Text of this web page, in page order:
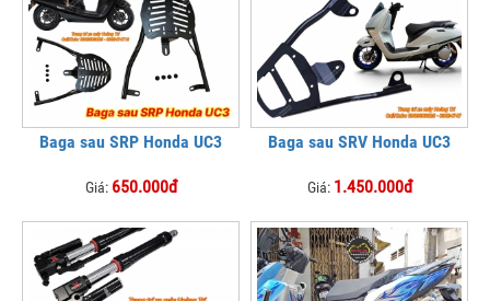
Baga sau SRP Honda UC3
Giá: 650.000đ
Baga sau SRV Honda UC3
Giá: 1.450.000đ